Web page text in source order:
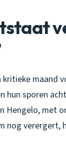
kritieke maand
hun sporen
Hengelo, met
nog verergert,